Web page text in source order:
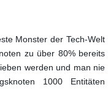
Monster der Tech-Welt
zu über 80% bereits
werden und man nie
1000 Entitäten